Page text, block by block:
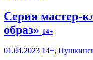
Серия мастер-
образ» 14+
01.04.2023 14+,